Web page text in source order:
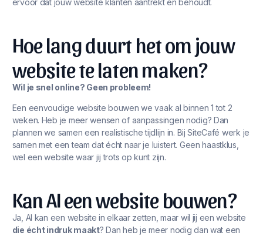
ervoor dat jouw website klanten aantrekt én behoudt.
Hoe lang duurt het om jouw
website te laten maken?
Wil je snel online? Geen probleem!
Een eenvoudige website bouwen we vaak al binnen 1 tot 2
weken. Heb je meer wensen of aanpassingen nodig? Dan
plannen we samen een realistische tijdlijn in. Bij SiteCafé werk je
samen met een team dat écht naar je luistert. Geen haastklus,
wel een website waar jij trots op kunt zijn.
Kan AI een website bouwen?
Ja, AI kan een website in elkaar zetten, maar wil jij een website
die écht indruk maakt? Dan heb je meer nodig dan wat een